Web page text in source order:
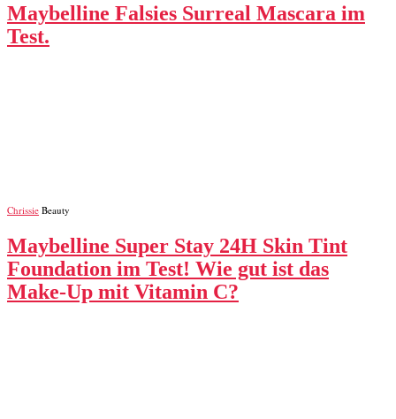
Maybelline Falsies Surreal Mascara im
Test.
Chrissie Beauty
Maybelline Super Stay 24H Skin Tint
Foundation im Test! Wie gut ist das
Make-Up mit Vitamin C?